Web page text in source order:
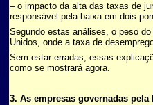
– o impacto da alta das taxas de
responsável pela baixa em dois
Segundo estas análises, o peso
Unidos, onde a taxa de
Sem estar erradas, essas
como se mostrará agora.
3. As empresas governadas